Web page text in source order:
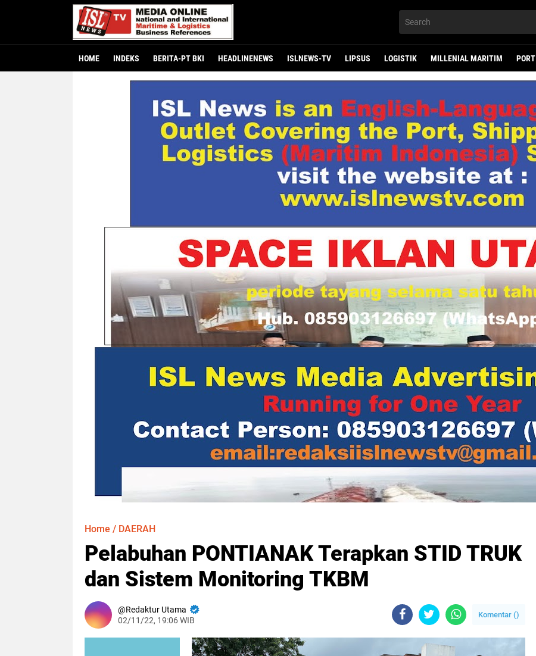
HOME INDEKS BERITA-PT BKI HEADLINENEWS ISLNEWS-TV LIPSUS LOGISTIK MILLENIAL MARITIM PORT
Home / DAERAH
Pelabuhan PONTIANAK Terapkan STID TRUK
dan Sistem Monitoring TKBM
Redaktur Utama
02/11/22, 19:06 WIB
Komentar ()